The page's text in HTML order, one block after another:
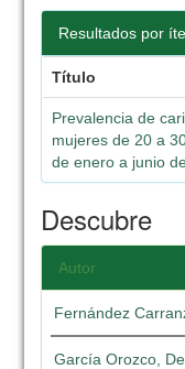
Resultados por
Título
Prevalencia de
mujeres de 20 a
de enero a junio
Descubre
Autor
Fernández
García Orozco,